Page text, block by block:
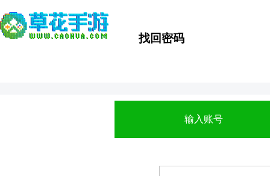
找回密码
输入账号